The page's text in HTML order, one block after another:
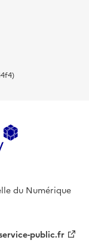
du Numérique
public.fr